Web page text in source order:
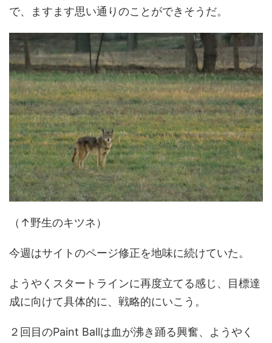
で、ますます思い通りのことができそうだ。
（↑野生のキツネ）
今週はサイトのページ修正を地味に続けていた。
ようやくスタートラインに再度立てる感じ、目標達
成に向けて具体的に、戦略的にいこう。
２回目のPaint Ballは血が沸き踊る興奮、ようやく